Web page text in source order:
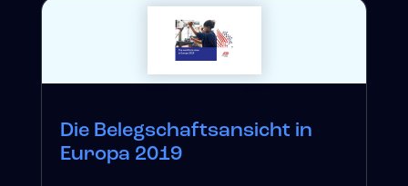
Die Belegschaftsansicht in
Europa 2019